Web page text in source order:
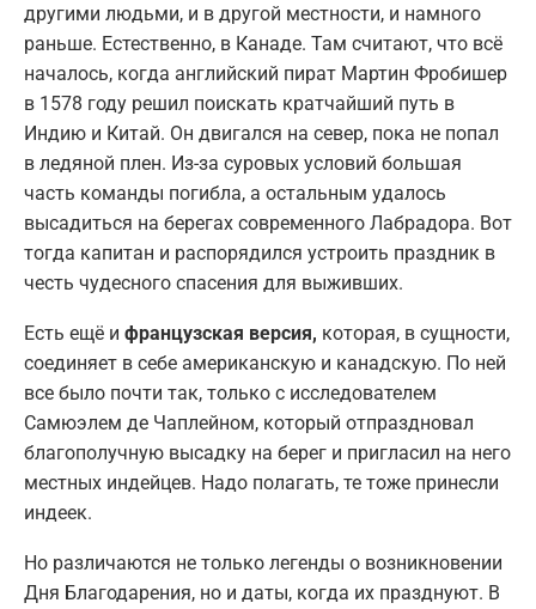
другими людьми, и в другой местности, и намного
раньше. Естественно, в Канаде. Там считают, что всё
началось, когда английский пират Мартин Фробишер
в 1578 году решил поискать кратчайший путь в
Индию и Китай. Он двигался на север, пока не попал
в ледяной плен. Из-за суровых условий большая
часть команды погибла, а остальным удалось
высадиться на берегах современного Лабрадора. Вот
тогда капитан и распорядился устроить праздник в
честь чудесного спасения для выживших.
Есть ещё и французская версия, которая, в сущности,
соединяет в себе американскую и канадскую. По ней
все было почти так, только с исследователем
Самюэлем де Чаплейном, который отпраздновал
благополучную высадку на берег и пригласил на него
местных индейцев. Надо полагать, те тоже принесли
индеек.
Но различаются не только легенды о возникновении
Дня Благодарения, но и даты, когда их празднуют. В